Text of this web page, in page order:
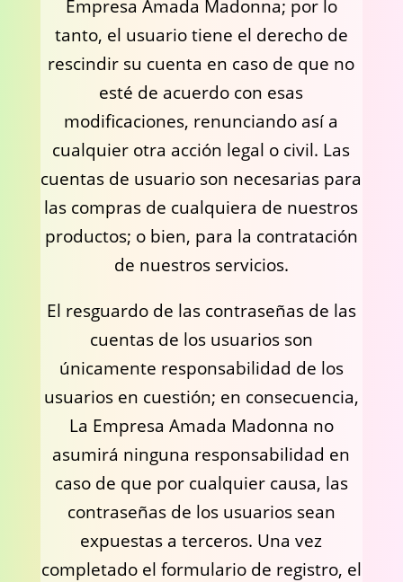
Empresa Amada Madonna; por lo
tanto, el usuario tiene el derecho de
rescindir su cuenta en caso de que no
esté de acuerdo con esas
modificaciones, renunciando así a
cualquier otra acción legal o civil. Las
cuentas de usuario son necesarias para
las compras de cualquiera de nuestros
productos; o bien, para la contratación
de nuestros servicios.
El resguardo de las contraseñas de las
cuentas de los usuarios son
únicamente responsabilidad de los
usuarios en cuestión; en consecuencia,
La Empresa Amada Madonna no
asumirá ninguna responsabilidad en
caso de que por cualquier causa, las
contraseñas de los usuarios sean
expuestas a terceros. Una vez
completado el formulario de registro, el